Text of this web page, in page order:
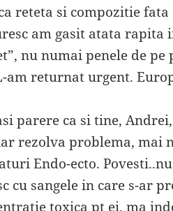
reteta si compozitie fata
am gasit atata rapita
nu numai penele de
am returnat urgent.
parere ca si tine,
rezolva problema, mai
Endo-ecto.
cu sangele in care s-ar
toxica pt ei, ma